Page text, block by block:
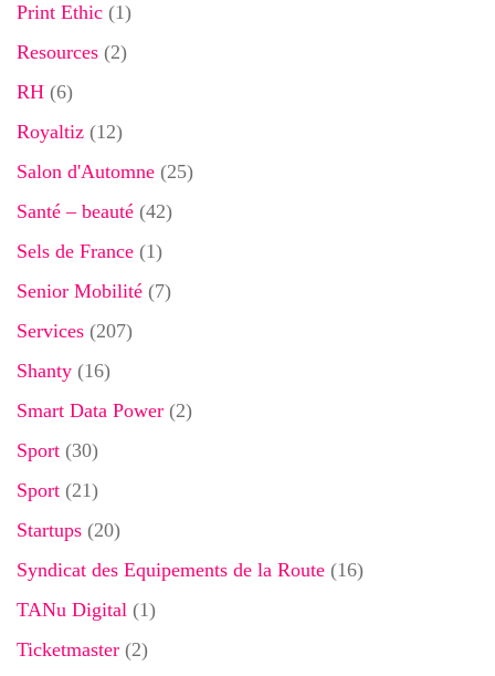
Print Ethic (1)
Resources (2)
RH (6)
Royaltiz (12)
Salon d'Automne (25)
Santé – beauté (42)
Sels de France (1)
Senior Mobilité (7)
Services (207)
Shanty (16)
Smart Data Power (2)
Sport (30)
Sport (21)
Startups (20)
Syndicat des Equipements de la Route (16)
TANu Digital (1)
Ticketmaster (2)